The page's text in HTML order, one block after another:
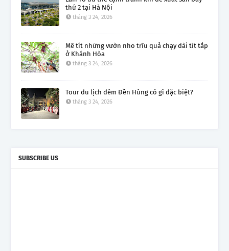
thứ 2 tại Hà Nội
tháng 3 24, 2026
Mê tít những vườn nho trĩu quả chạy dài tít tắp
ở Khánh Hòa
tháng 3 24, 2026
Tour du lịch đêm Đền Hùng có gì đặc biệt?
tháng 3 24, 2026
SUBSCRIBE US